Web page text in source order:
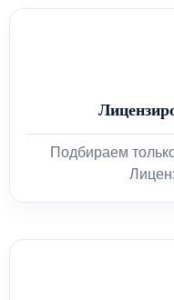
Подбираем